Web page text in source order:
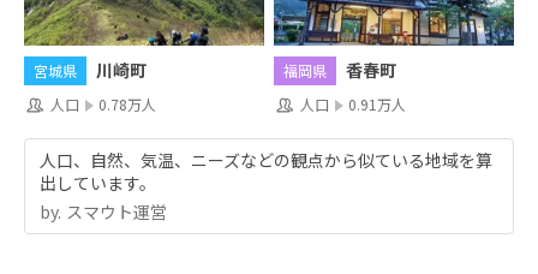
宮城県 川崎町
人口 0.78万人
福岡県 香春町
人口 0.91万人
人口、自然、気温、ニーズなどの観点から似ている地域を算
出しています。
by.︎ スマウト運営